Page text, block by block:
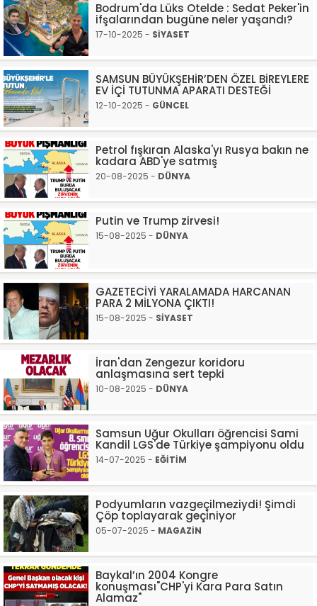
Bodrum'da Lüks Otelde : Sedat Peker'in
ifşalarından bugüne neler yaşandı?
17-10-2025 - SİYASET
SAMSUN BÜYÜKŞEHİR’DEN ÖZEL BİREYLERE
EV İÇİ TUTUNMA APARATI DESTEĞİ
12-10-2025 - GÜNCEL
Petrol fışkıran Alaska'yı Rusya bakın ne
kadara ABD'ye satmış
20-08-2025 - DÜNYA
Putin ve Trump zirvesi!
15-08-2025 - DÜNYA
GAZETECİYİ YARALAMADA HARCANAN
PARA 2 MİLYONA ÇIKTI!
15-08-2025 - SİYASET
İran'dan Zengezur koridoru
anlaşmasına sert tepki
10-08-2025 - DÜNYA
Samsun Uğur Okulları öğrencisi Sami
Kandil LGS'de Türkiye şampiyonu oldu
14-07-2025 - EĞİTİM
Podyumların vazgeçilmeziydi! Şimdi
Çöp toplayarak geçiniyor
05-07-2025 - MAGAZİN
Baykal’ın 2004 Kongre
konuşması"CHP'yi Kara Para Satın
Alamaz"